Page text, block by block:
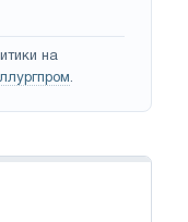
на
.